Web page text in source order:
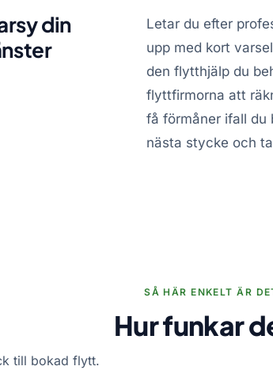
din
Letar du efter
upp med kort
den flytthjälp du
flyttfirmorna att
få förmåner ifall du
nästa stycke och
SÅ HÄR ENKELT ÄR
Hur funkar
till bokad flytt.